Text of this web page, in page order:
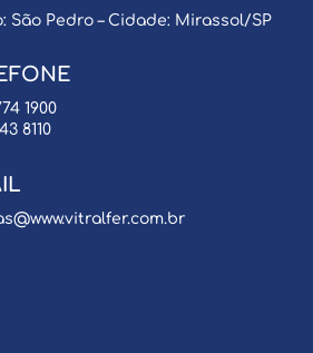
São Pedro – Cidade: Mirassol/SP
1900
8110